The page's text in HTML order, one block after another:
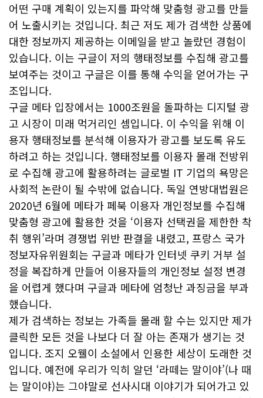
어떤 구매 계획이 있는지를 파악해 맞춤형 광고를 만들
어 노출시키는 것입니다. 최근 저도 제가 검색한 상품에
대한 정보까지 제공하는 이메일을 받고 놀랐던 경험이
있습니다. 이는 구글이 저의 행태정보를 수집해 광고를
보여주는 것이고 구글은 이를 통해 수익을 얻어가는 구
조입니다.
구글 메타 입장에서는 1000조원을 돌파하는 디지털 광
고 시장이 미래 먹거리인 셈입니다. 이 수익을 위해 이
용자 행태정보를 분석해 이용자가 광고를 보도록 유도
하려고 하는 것입니다. 행태정보를 이용자 몰래 전방위
로 수집해 광고에 활용하려는 글로벌 IT 기업의 욕망은
사회적 논란이 될 수밖에 없습니다. 독일 연방대법원은
2020년 6월에 메타가 페북 이용자 개인정보를 수집해
맞춤형 광고에 활용한 것을 ‘이용자 선택권을 제한한 착
취 행위’라며 경쟁법 위반 판결을 내렸고, 프랑스 국가
정보자유위원회는 구글과 메타가 인터넷 쿠키 거부 설
정을 복잡하게 만들어 이용자들의 개인정보 설정 변경
을 어렵게 했다며 구글과 메타에 엄청난 과징금을 부과
했습니다.
제가 검색하는 정보는 가족들 몰래 할 수는 있지만 제가
클릭한 모든 것을 나보다 더 잘 아는 존재가 생기는 것
입니다. 조지 오웰이 소설에서 인용한 세상이 도래한 것
입니다. 예전에 우리가 익히 알던 ‘라떼는 말이야’(나 때
는 말이야)는 그야말로 선사시대 이야기가 되어가고 있